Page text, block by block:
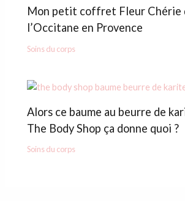
Mon petit coffret Fleur Chérie
l’Occitane en Provence
Soins du corps
Alors ce baume au beurre de
The Body Shop ça donne quoi ?
Soins du corps